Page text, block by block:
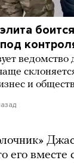
и
его вместе